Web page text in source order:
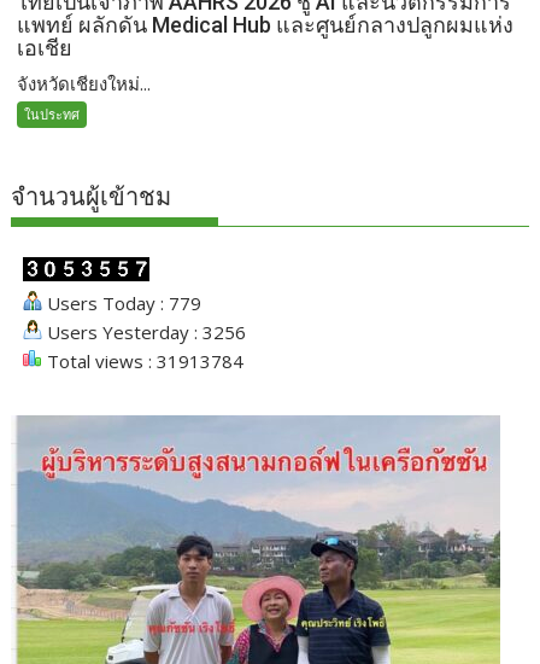
แพทย์ ผลักดัน Medical Hub และศูนย์กลางปลูกผมแห่ง
เอเชีย
จังหวัดเชียงใหม่...
ในประทศ
จำนวนผู้เข้าชม
Users Today : 779
Users Yesterday : 3256
Total views : 31913784